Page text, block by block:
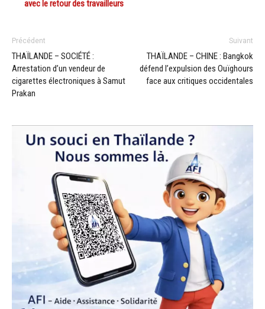
avec le retour des travailleurs
Précédent
THAÏLANDE – SOCIÉTÉ :
Arrestation d’un vendeur de
cigarettes électroniques à Samut
Prakan
Suivant
THAÏLANDE – CHINE : Bangkok
défend l’expulsion des Ouïghours
face aux critiques occidentales